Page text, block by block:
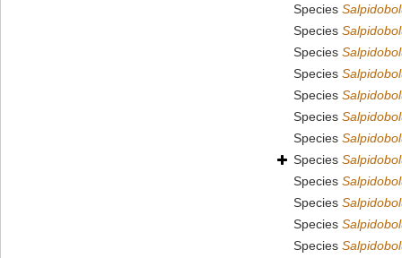
Species
Species
Species
Species
Species
Species
Species
Species
Species
Species
Species
Species